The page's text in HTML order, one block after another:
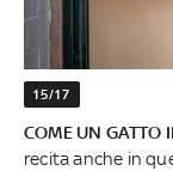
15/17
COME UN GATTO
recita anche in